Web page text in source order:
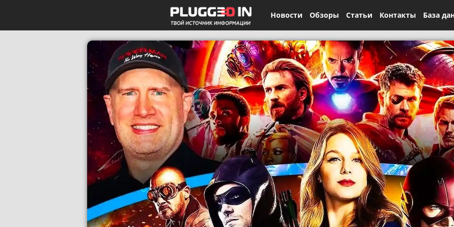
Новости Обзоры Статьи Контакты База